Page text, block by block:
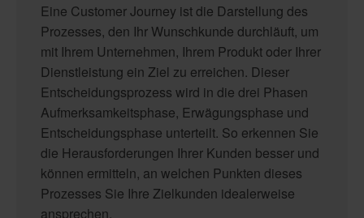
Eine Customer Journey ist die Darstellung des
Prozesses, den Ihr Wunschkunde durchläuft, um
mit Ihrem Unternehmen, Ihrem Produkt oder Ihrer
Dienstleistung ein Ziel zu erreichen. Dieser
Entscheidungsprozess wird in die drei Phasen
Aufmerksamkeitsphase, Erwägungsphase und
Entscheidungsphase unterteilt. So erkennen Sie
die Herausforderungen Ihrer Kunden besser und
können ermitteln, an welchen Punkten dieses
Prozesses Sie Ihre Zielkunden idealerweise
ansprechen.